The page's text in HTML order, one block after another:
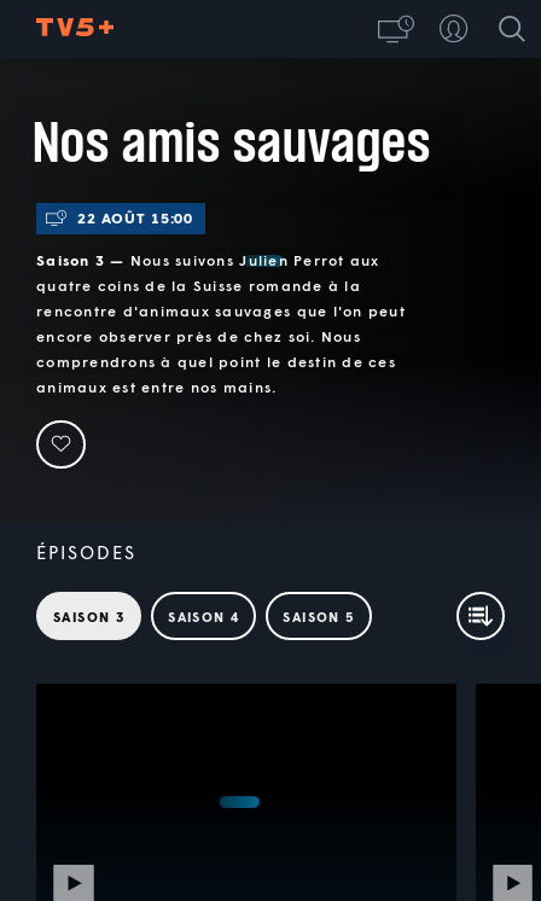
Nos amis sauvages
22 AOÛT 15:00
Saison 3 — Nous suivons Julien Perrot aux
quatre coins de la Suisse romande à la
rencontre d'animaux sauvages que l'on peut
encore observer près de chez soi. Nous
comprendrons à quel point le destin de ces
animaux est entre nos mains.
ÉPISODES
SAISON 3 SAISON 4 SAISON 5